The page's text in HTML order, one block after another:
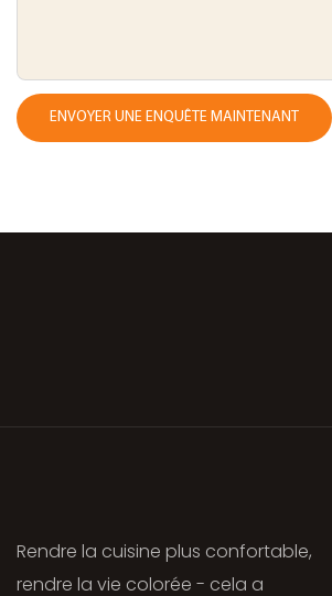
ENVOYER UNE ENQUÊTE MAINTENANT
Rendre la cuisine plus confortable,
rendre la vie colorée - cela a